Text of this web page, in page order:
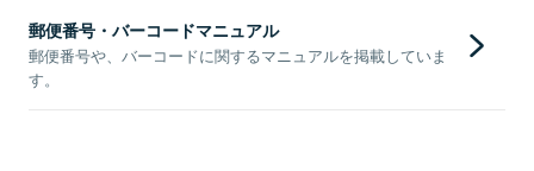
郵便番号・バーコードマニュアル
郵便番号や、バーコードに関するマニュアルを掲載していま
す。